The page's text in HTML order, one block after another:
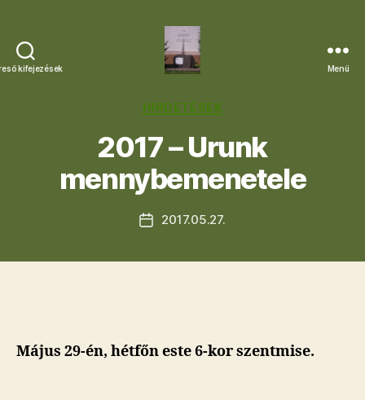
kifejezések
Egyházközség
Menü
Kategóriák
HIRDETÉSEK
2017 – Urunk
mennybemenetele
Bejegyzés
2017.05.27.
Május 29-én, hétfőn este 6-kor szentmise.